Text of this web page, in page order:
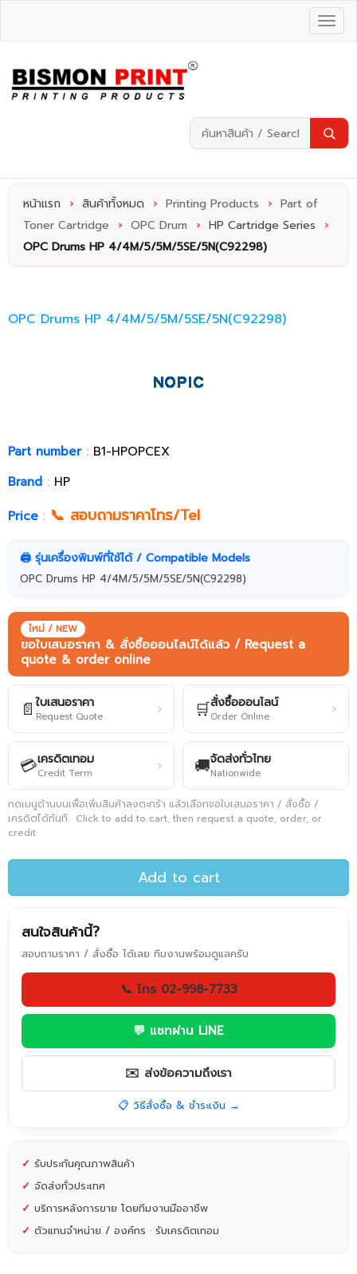
หน้าแรก › สินค้าทั้งหมด › Printing Products › Part of
Toner Cartridge
› OPC Drum › HP Cartridge Series
›
OPC Drums HP 4/4M/5/5M/5SE/5N(C92298)
OPC Drums HP 4/4M/5/5M/5SE/5N(C92298)
Part number: B1-HPOPCEX
Brand : HP
Price : 📞 สอบถามราคาโทร/Tel
🖨️ รุ่นเครื่องพิมพ์ที่ใช้ได้ / Compatible Models
OPC Drums HP 4/4M/5/5M/5SE/5N(C92298)
ใหม่ / NEW
ขอใบเสนอราคา & สั่งซื้อออนไลน์ได้แล้ว / Request a
quote & order online
📄 ใบเสนอราคา
Request Quote › 🛒สั่งซื้อออนไลน์
Order Online ›
💳เครดิตเทอม
Credit Term › 🚚จัดส่งทั่วไทย
Nationwide
กดเมนูด้านบนเพื่อเพิ่มสินค้าลงตะกร้า แล้วเลือกขอใบเสนอราคา / สั่งซื้อ /
เครดิตได้ทันที · Click to add to cart, then request a quote, order, or
credit
Add to cart
สนใจสินค้านี้?
สอบถามราคา / สั่งซื้อ ได้เลย ทีมงานพร้อมดูแลครับ
📞 โทร 02-998-7733
💬 แชทผ่าน LINE
✉️ ส่งข้อความถึงเรา
📋 วิธีสั่งซื้อ & ชำระเงิน →
✓ รับประกันคุณภาพสินค้า
✓ จัดส่งทั่วประเทศ
✓ บริการหลังการขาย โดยทีมงานมืออาชีพ
✓ ตัวแทนจำหน่าย / องค์กร · รับเครดิตเทอม